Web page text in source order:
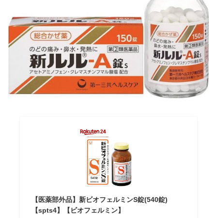
【医薬部外品】新ビオフェルミンS錠(540錠)
【spts4】【ビオフェルミン】